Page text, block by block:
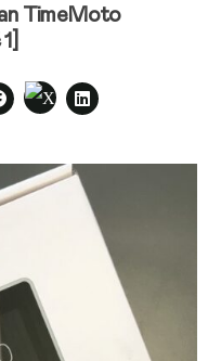
TimeMoto